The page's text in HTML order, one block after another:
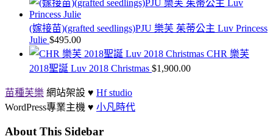
(嫁接苗)(grafted seedlings)PJU 樂芙 茱蒂公主 Luv Princess
Julie $495.00
CHR 樂芙
2018聖誕 Luv 2018 Christmas $1,900.00
苗種芙樂 網站架設 ♥ Hf studio
WordPress專業主機 ♥ 小凡時代
About This Sidebar